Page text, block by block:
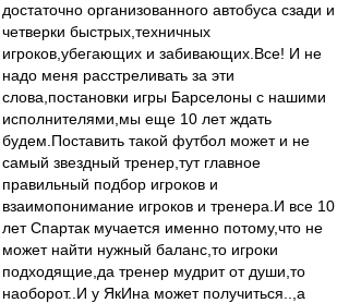
достаточно организованного автобуса сзади и
четверки быстрых,техничных
игроков,убегающих и забивающих.Все! И не
надо меня расстреливать за эти
слова,постановки игры Барселоны с нашими
исполнителями,мы еще 10 лет ждать
будем.Поставить такой футбол может и не
самый звездный тренер,тут главное
правильный подбор игроков и
взаимопонимание игроков и тренера.И все 10
лет Спартак мучается именно потому,что не
может найти нужный баланс,то игроки
подходящие,да тренер мудрит от души,то
наоборот..И у ЯкИна может получиться..,а